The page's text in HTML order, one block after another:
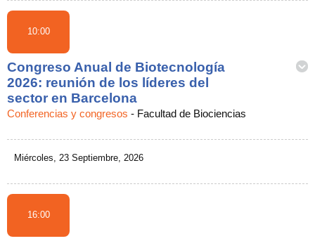
10:00
Congreso Anual de Biotecnología
2026: reunión de los líderes del
sector en Barcelona
Conferencias y congresos - Facultad de Biociencias
Miércoles, 23 Septiembre, 2026
16:00